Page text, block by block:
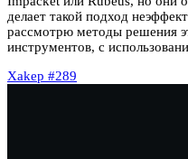
делает такой подход
рассмотрю методы решения
инструментов, с
Xakep #289